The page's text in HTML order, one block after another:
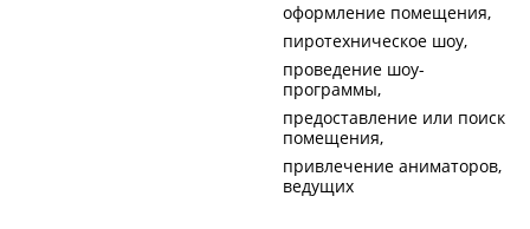
оформление помещения
пиротехническое шоу
проведение шоу-
программы
предоставление или поиск
помещения
привлечение аниматоров,
ведущих